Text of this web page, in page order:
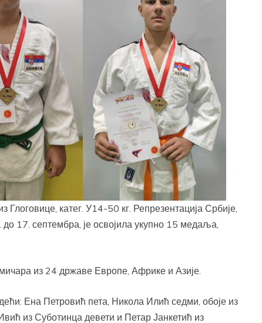
катег. У18 -63 кг, Алекса Спасић из
катег. У14-50 кг. Репрезентација Србије,
17. септембра, је освојила укупно 15 медаља,
из 24 државе Европе, Африке и Азије.
Ена Петровић пета, Никола Илић седми, обоје из
из Суботинца девети и Петар Јанкетић из